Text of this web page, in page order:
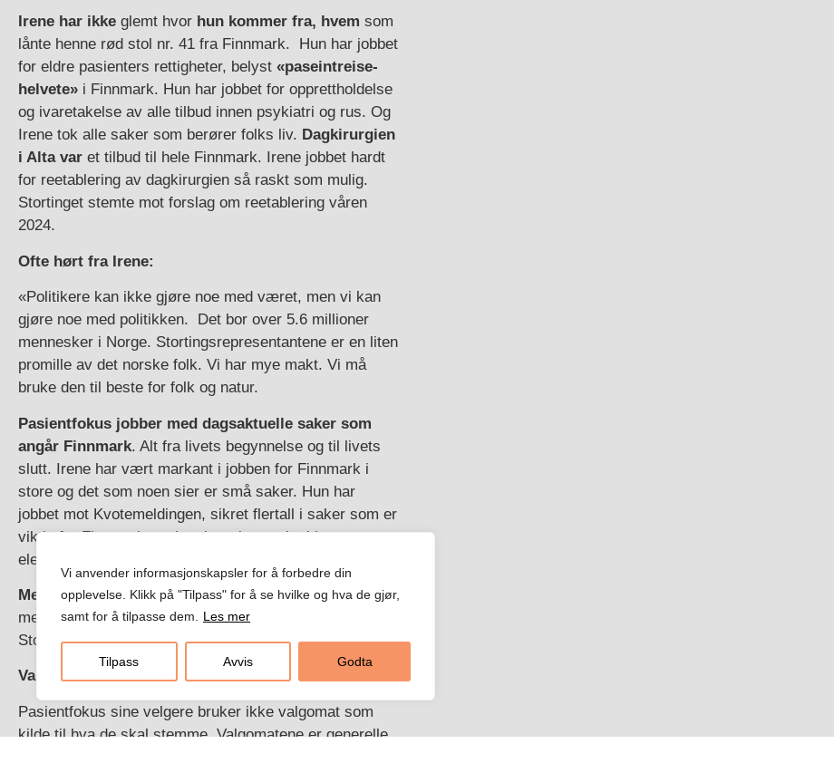
Vi anvender informasjonskapsler for å forbedre din
opplevelse. Klikk på "Tilpass" for å se hvilke og hva de gjør,
samt for å tilpasse dem.
Les mer
Tilpass Avvis Godta
Irene har ikke glemt hvor hun kommer fra, hvem som
lånte henne rød stol nr. 41 fra Finnmark. Hun har jobbet
for eldre pasienters rettigheter, belyst «paseintreise-
helvete» i Finnmark. Hun har jobbet for opprettholdelse
og ivaretakelse av alle tilbud innen psykiatri og rus. Og
Irene tok alle saker som berører folks liv. Dagkirurgien
i Alta var et tilbud til hele Finnmark. Irene jobbet hardt
for reetablering av dagkirurgien så raskt som mulig.
Stortinget stemte mot forslag om reetablering våren
2024.
Ofte hørt fra Irene:
«Politikere kan ikke gjøre noe med været, men vi kan
gjøre noe med politikken. Det bor over 5.6 millioner
mennesker i Norge. Stortingsrepresentantene er en liten
promille av det norske folk. Vi har mye makt. Vi må
bruke den til beste for folk og natur.
Pasientfokus jobber med dagsaktuelle saker som
angår Finnmark. Alt fra livets begynnelse og til livets
slutt. Irene har vært markant i jobben for Finnmark i
store og det som noen sier er små saker. Hun har
jobbet mot Kvotemeldingen, sikret flertall i saker som er
viktig for Finnmark, og hun har vist styrke i kampen mot
elektrifisering av Melkøya og giftutslipp i Repparfjorden.
Metoden: RING HJEM til Finnmarker viktig. Snakk
med folk som blir berørt om hvordan vedtak på
Stortinget vil endre deres liv – positivt eller negativt.
Valgomat:
Pasientfokus sine velgere bruker ikke valgomat som
kilde til hva de skal stemme. Valgomatene er generelle,